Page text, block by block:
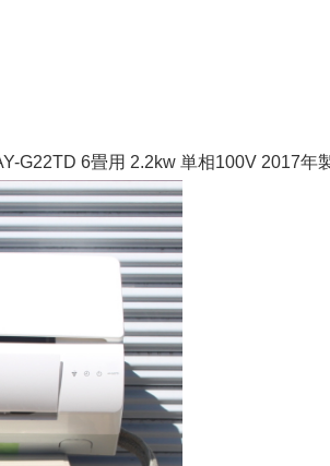
G22TD 6畳用 2.2kw 単相100V 2017年